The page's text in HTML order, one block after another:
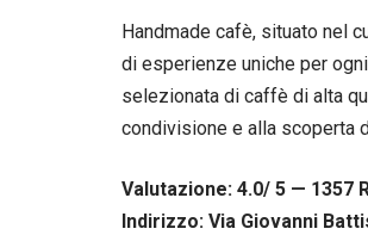
Handmade cafè, situato nel
di esperienze uniche per
selezionata di caffè di alta
condivisione e alla scoperta
Valutazione: 4.0/ 5 — 1357
Indirizzo: Via Giovanni